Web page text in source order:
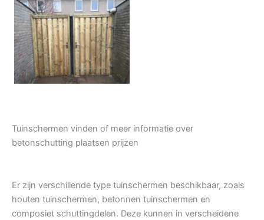
Tuindeur grenen
Tuinschermen vinden of meer informatie over
betonschutting plaatsen prijzen
Er zijn verschillende type tuinschermen beschikbaar, zoals
houten tuinschermen, betonnen tuinschermen en
composiet schuttingdelen. Deze kunnen in verscheidene